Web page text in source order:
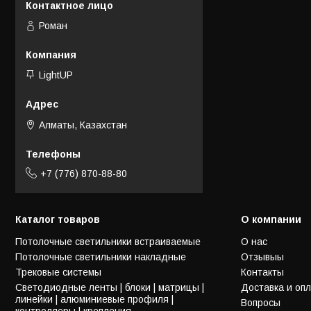
Роман
LightUP
Алматы, Казахстан
+7 (776) 870-88-80
Каталог товаров
Потолочные светильники встраиваемые
Потолочные светильники накладные
Трековые системы
Светодиодные ленты | блоки | матрицы |
линейки | алюминиевые профиля |
О компании
О нас
Отзывыы
Контакты
Доставка и
Вопросы